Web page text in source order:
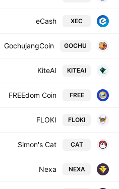
XEC
eCash
GOCHU
GochujangCoin
KITEAI
KiteAI
FREE
FREEdom Coin
FLOKI
FLOKI
CAT
Simon's Cat
NEXA
Nexa